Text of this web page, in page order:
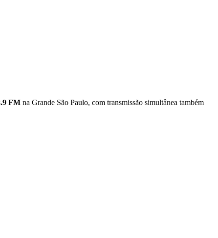
FM na Grande São Paulo, com transmissão simultânea também